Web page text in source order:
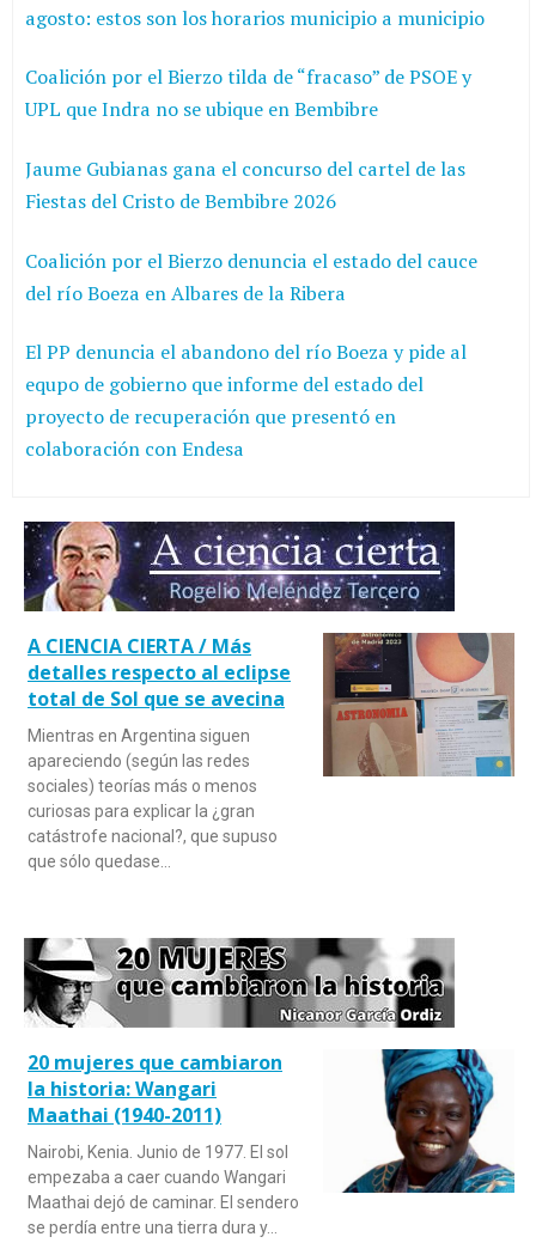
agosto: estos son los horarios municipio a municipio
Coalición por el Bierzo tilda de “fracaso” de PSOE y
UPL que Indra no se ubique en Bembibre
Jaume Gubianas gana el concurso del cartel de las
Fiestas del Cristo de Bembibre 2026
Coalición por el Bierzo denuncia el estado del cauce
del río Boeza en Albares de la Ribera
El PP denuncia el abandono del río Boeza y pide al
equpo de gobierno que informe del estado del
proyecto de recuperación que presentó en
colaboración con Endesa
A CIENCIA CIERTA / Más
detalles respecto al eclipse
total de Sol que se avecina
Mientras en Argentina siguen
apareciendo (según las redes
sociales) teorías más o menos
curiosas para explicar la ¿gran
catástrofe nacional?, que supuso
que sólo quedase…
20 mujeres que cambiaron
la historia: Wangari
Maathai (1940-2011)
Nairobi, Kenia. Junio de 1977. El sol
empezaba a caer cuando Wangari
Maathai dejó de caminar. El sendero
se perdía entre una tierra dura y…